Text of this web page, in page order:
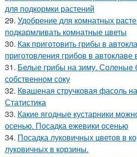
для подкормки растений
29. Удобрение для комнатных
подкармливать комнатные цветы
30. Как приготовить грибы в
приготовления грибов в
31. Белые грибы на зиму. Соленые
собственном соку
32. Квашеная стручковая фасоль
Статистика
33. Какие ягодные кустарники
осенью. Посадка ежевики осенью
34. Посадка луковичных цветов в
луковичных в корзины.